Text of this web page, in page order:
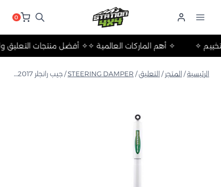
0
✧ أفضل منتجات✧ أهم الماركات العالمية ✧ والتخييم ✧
الرئيسية/ المتجر / التعليق/
STEERING DAMPER
/ جيب رانجلر JK 2006-2017 مخمد توجيه خلية رغوية